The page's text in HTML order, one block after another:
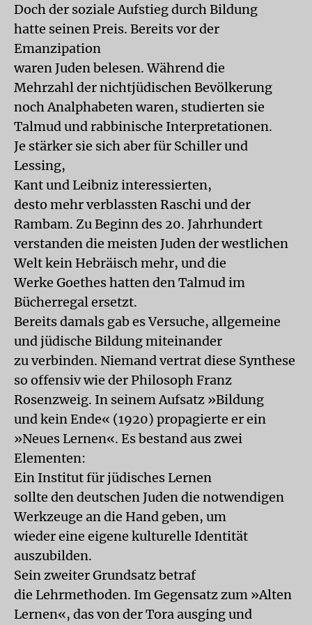
Doch der soziale Aufstieg durch Bildung
hatte seinen Preis. Bereits vor der
Emanzipation
waren Juden belesen. Während die
Mehrzahl der nichtjüdischen Bevölkerung
noch Analphabeten waren, studierten sie
Talmud und rabbinische Interpretationen.
Je stärker sie sich aber für Schiller und
Lessing,
Kant und Leibniz interessierten,
desto mehr verblassten Raschi und der
Rambam. Zu Beginn des 20. Jahrhundert
verstanden die meisten Juden der westlichen
Welt kein Hebräisch mehr, und die
Werke Goethes hatten den Talmud im
Bücherregal ersetzt.
Bereits damals gab es Versuche, allgemeine
und jüdische Bildung miteinander
zu verbinden. Niemand vertrat diese Synthese
so offensiv wie der Philosoph Franz
Rosenzweig. In seinem Aufsatz »Bildung
und kein Ende« (1920) propagierte er ein
»Neues Lernen«. Es bestand aus zwei
Elementen:
Ein Institut für jüdisches Lernen
sollte den deutschen Juden die notwendigen
Werkzeuge an die Hand geben, um
wieder eine eigene kulturelle Identität
auszubilden.
Sein zweiter Grundsatz betraf
die Lehrmethoden. Im Gegensatz zum »Alten
Lernen«, das von der Tora ausging und